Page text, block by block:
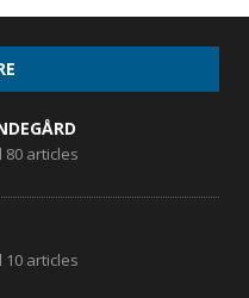
articles
articles